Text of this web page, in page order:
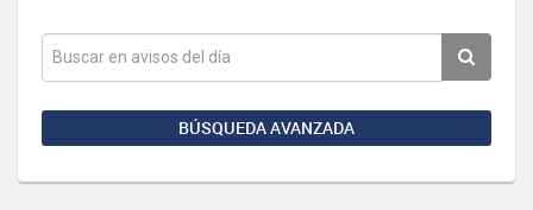
BÚSQUEDA AVANZADA